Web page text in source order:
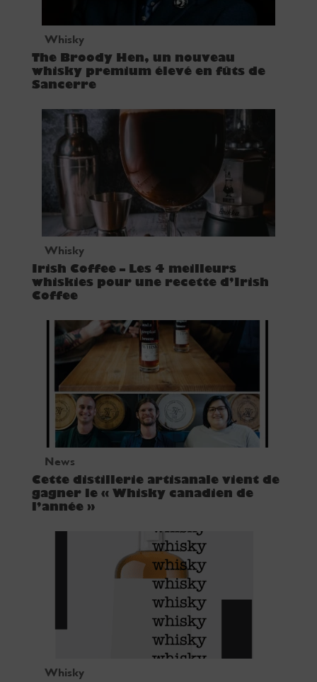
Whisky
The Broody Hen, un nouveau
whisky premium élevé en fûts de
Sancerre
Whisky
Irish Coffee – Les 4 meilleurs
whiskies pour une recette d’Irish
Coffee
News
Cette distillerie artisanale vient de
gagner le « Whisky canadien de
l’année »
Whisky